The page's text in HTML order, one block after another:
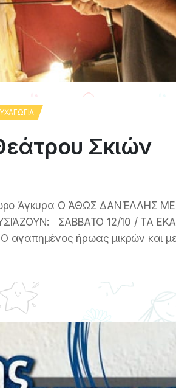
Σκιών
Άγκυρα Ο ΆΘΩΣ ΔΑΝΈΛΛΗΣ
ΣΑΒΒΑΤΟ 12/10 / ΤΑ
ήρωας μικρών και